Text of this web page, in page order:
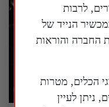
לרבות
הנייד של
החברה והוראות
הכלים, מטרות
ניתן לעיין